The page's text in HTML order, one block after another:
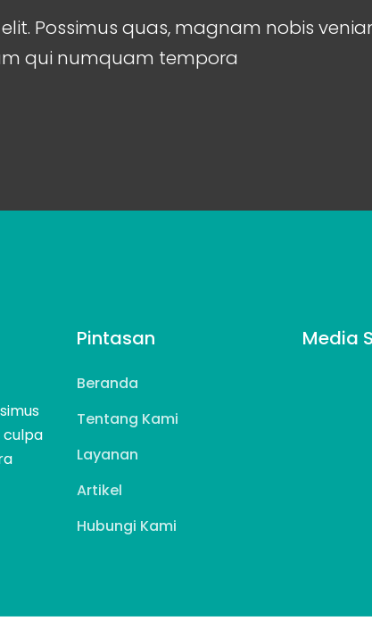
Possimus quas, magnam nobis
qui numquam tempora
culpa
Pintasan
Beranda
Tentang Kami
Layanan
Artikel
Hubungi Kami
Media